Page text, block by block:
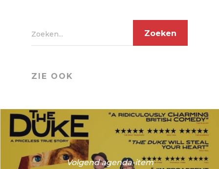
Zoeken...
ZIE OOK
Volgend agenda-item